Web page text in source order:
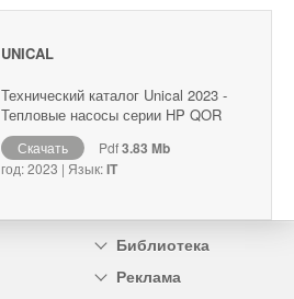
UNICAL
Технический каталог Unical 2023 -
Тепловые насосы серии HP QOR
Скачать Pdf3.83 Mb
год: 2023 | Язык:IT
Библиотека
Реклама